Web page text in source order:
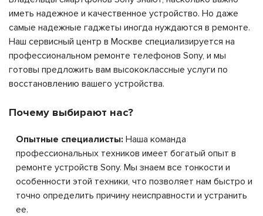
иметь надежное и качественное устройство. Но даже
самые надежные гаджеты иногда нуждаются в ремонте.
Наш сервисный центр в Москве специализируется на
профессиональном ремонте телефонов Sony, и мы
готовы предложить вам высококлассные услуги по
восстановлению вашего устройства.
Почему выбирают нас?
Опытные специалисты: Наша команда
профессиональных техников имеет богатый опыт в
ремонте устройств Sony. Мы знаем все тонкости и
особенности этой техники, что позволяет нам быстро и
точно определить причину неисправности и устранить
ее.